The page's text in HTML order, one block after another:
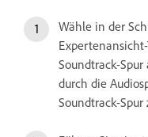
Wähle in der
Soundtrack-
durch die
Soundtrack-Spur